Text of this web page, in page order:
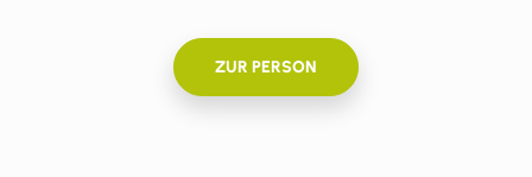
ZUR PERSON